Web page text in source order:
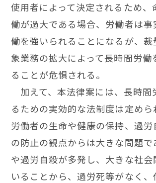
使用者によって決定されるため、
働が過大である場合、労働者は事
働を強いられることになるが、
象業務の拡大によって長時間労働
ることが危惧される。
加えて、本法律案には、長時間
るための実効的な法制度は定めら
労働者の生命や健康の保持、過労
の防止の観点からは大きな問題で
や過労自殺が多発し、大きな社会
いることから、過労死等がなく、